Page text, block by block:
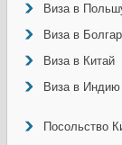
Виза в
Виза в
Виза в Китай
Виза в Индию
Посольство